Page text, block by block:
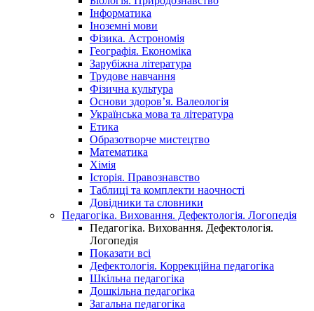
Інформатика
Іноземні мови
Фізика. Астрономія
Географія. Економіка
Зарубіжна література
Трудове навчання
Фізична культура
Основи здоров’я. Валеологія
Українська мова та література
Етика
Образотворче мистецтво
Математика
Хімія
Історія. Правознавство
Таблиці та комплекти наочності
Довідники та словники
Педагогіка. Виховання. Дефектологія. Логопедія
Педагогіка. Виховання. Дефектологія.
Логопедія
Показати всі
Дефектологія. Коррекційна педагогіка
Шкільна педагогіка
Дошкільна педагогіка
Загальна педагогіка